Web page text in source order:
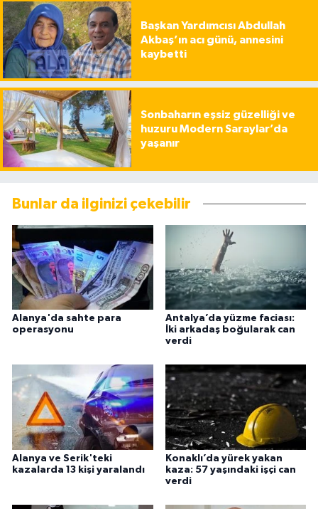
Başkan Yardımcısı Abdullah
Akbaş’ın acı günü, annesini
kaybetti
Sonbaharın eşsiz güzelliği ve
huzuru Modern Saraylar’da
yaşanır
Bunlar da ilginizi çekebilir
Alanya'da sahte para
operasyonu
Antalya’da yüzme faciası:
İki arkadaş boğularak can
verdi
Alanya ve Serik'teki
kazalarda 13 kişi yaralandı
Konaklı’da yürek yakan
kaza: 57 yaşındaki işçi can
verdi